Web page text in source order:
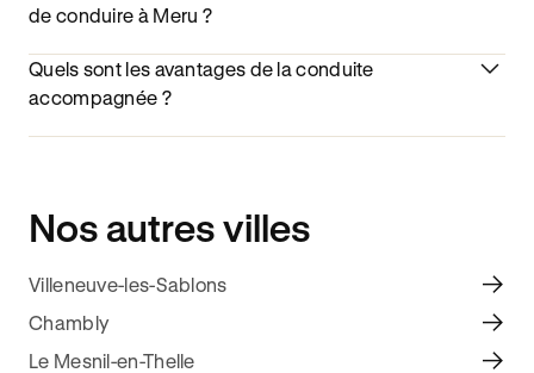
de conduire à Meru ?
Quels sont les avantages de la conduite
accompagnée ?
Nos autres villes
Villeneuve-les-Sablons
Chambly
Le Mesnil-en-Thelle